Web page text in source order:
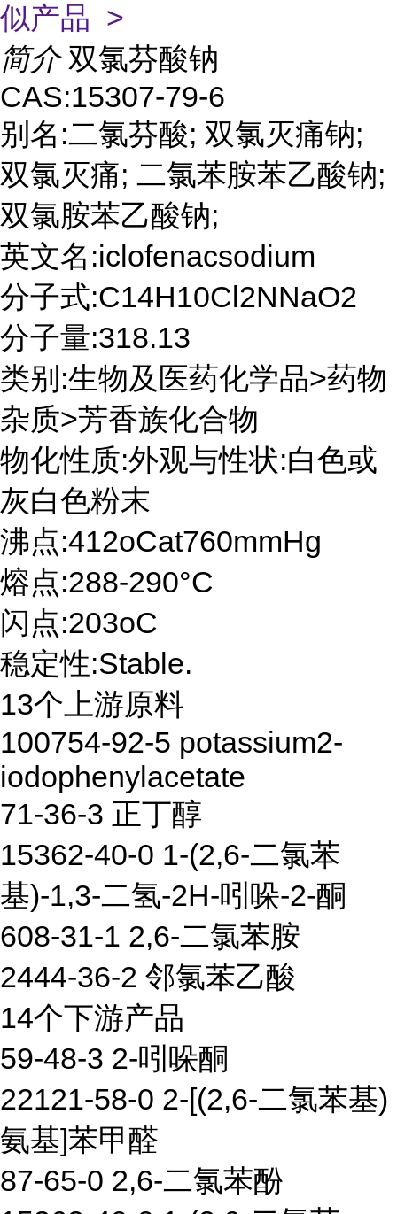
似产品 >
简介 双氯芬酸钠
CAS:15307-79-6
别名:二氯芬酸; 双氯灭痛钠;
双氯灭痛; 二氯苯胺苯乙酸钠;
双氯胺苯乙酸钠;
英文名:iclofenacsodium
分子式:C14H10Cl2NNaO2
分子量:318.13
类别:生物及医药化学品>药物
杂质>芳香族化合物
物化性质:外观与性状:白色或
灰白色粉末
沸点:412oCat760mmHg
熔点:288-290°C
闪点:203oC
稳定性:Stable.
13个上游原料
100754-92-5 potassium2-
iodophenylacetate
71-36-3 正丁醇
15362-40-0 1-(2,6-二氯苯
基)-1,3-二氢-2H-吲哚-2-酮
608-31-1 2,6-二氯苯胺
2444-36-2 邻氯苯乙酸
14个下游产品
59-48-3 2-吲哚酮
22121-58-0 2-[(2,6-二氯苯基)
氨基]苯甲醛
87-65-0 2,6-二氯苯酚